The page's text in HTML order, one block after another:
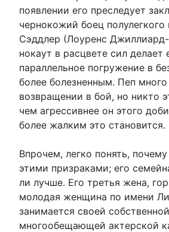
появлении его преследует
чернокожий боец полулегкого
Сэддлер (Лоуренс
нокаут в расцвете сил делает
параллельное погружение в
более болезненным. Пеп
возвращении в бой, но никто
чем агрессивнее он этого
более жалким это становится.
Впрочем, легко понять, почему
этими призраками; его
ли лучше. Его третья жена,
молодая женщина по имени
занимается своей собственной
многообещающей актерской